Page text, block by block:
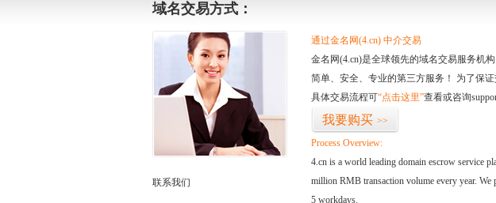
域名交易方式：
联系我们
通过金名网(4.cn) 中介交易
金名网(4.cn)是全球领先的域名交易服务机
简单、安全、专业的第三方服务！ 为了保
具体交易流程可“点击这里”查看或咨询
我要购买 >>
Process Overview:
4.cn is a world leading domain escrow service
million RMB transaction volume every year. We
5 workdays.